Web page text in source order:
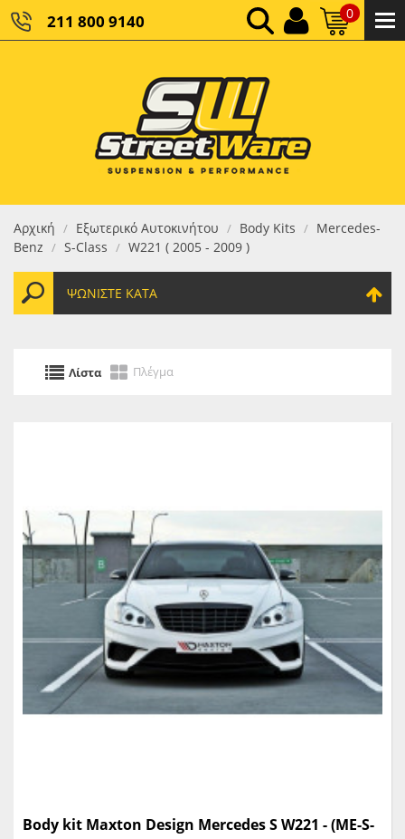
211 800 9140 0
ΚΑΘΑΡΌ ΣΎΝΟΛΟ:
ΤΕΛΙΚΌ ΣΎΝΟΛΟ:0,00 €
Αρχική / Εξωτερικό Αυτοκινήτου / Body Kits / Mercedes-
Benz / S-Class / W221 ( 2005 - 2009 )
ΨΩΝΊΣΤΕ ΚΑΤΆ
Λίστα Πλέγμα
Body kit Maxton Design Mercedes S W221 - (ME-S-